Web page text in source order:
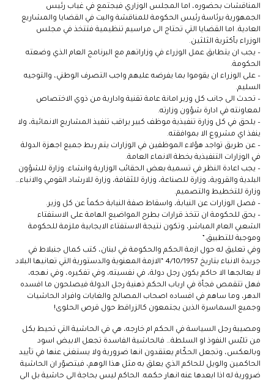
المناقشات بحضوره، اما المجلس الوزاري فيجتمع في غياب رئيس
الجمهورية برئاسة رئيس الحكومة للمناقشة والبت في القضايا والمشاريع
العادية. اما القضايا التي تحتاج الى مراسيم تنظيمية فتتخذ في مجلس
الوزراء بأكثرية الثلثين.
– يجب ان يتطابق عمل الوزراء في وزاراتهم مع البرنامج العام الذي وضعته
الحكومة.
– على الوزراء ان يقوموا بما يفرضه عليهم واجب التصرف الوطني، والتوجيه
السليم.
– تحدث الى جانب كل وزير امانة عامة تقنية وادارية من ذوي الاختصاص
لمعاونته في ادارة شؤون وزارته.
– يلحق في كل وزارة تنفيذية موظف كبير يراقب تنفيذ المشاريع الانمائية، ولا
ينفذ اي مشروع الا بموافقته.
– عن طريق تواجد هؤلاء الموظفين في الوزارات يتم ربط جميع اجهزة الدولة
في الوزارات التنفيذية بخطة الانماء العامة.
– يجب اعادة النظر في تسمية بعض الحقائب الوزارية وانشاء: وزارة للشؤون
البلدية والقروية، وزارة للصناعة، وزارة للثقافة، وزارة للارشاد القومي والانباء…
وزارة للتخطيط والتصميم.
– فصل الوزارات عن النيابة، واسقاط صفة النيابة حكماً عن كل وزير.
– يحق للحكومة ان تتخذ قرارات بطرح المواضيع الهامة على الاستفتاء
الشعبي العام المباشر، وتكون نتيجة الاستفتاء الايجابية ملزمة للحكومة
وموجبة للتطبيق.”
وفي تعليق له حول ازمة الحكم والحكومة في لبنان، كتب كمال جنبلاط في
جريدة الانباء بتاريخ 4/10/1957 “الازمة المعنوية والدستورية التي تعانيها البلاد
لا يعالجها الا حاكم يكون رجل دولة، في نفسيته، وفي تفكيره، وفي نهجه،
فهل تتقمص فجأة في ارباب الحكم ذهنية رجل الدولة فيصلحون ما افسده
الدهر، وما ساهم في افساده اصحاب المصالح والغايات وافراد الحاشيات
وجميع السماسرة الذين يجتمعون كالزراقط حول قرص الحلوى!
ومصيبة رجل السياسة في الحكم ام خارجه، هي في الحاشية التي تحيط بكل
من تلبّس النفوذ او السلطة… فالحاشية الفاسدة تجعل الابيض اسود
وبالعكس، وتجعل الحكّام يعتقدون انها ضرورية ولا يستغنى عنها في تأييد
الحاكمين والويل للحاكم الذي يعلق به مثل هذا الوهم، فيتصوّر ان الحاشية
ضرورية له اذا ابعدها عنه انهار حكمه. الحاكم ليس بحاجة الى حاشية بل الى